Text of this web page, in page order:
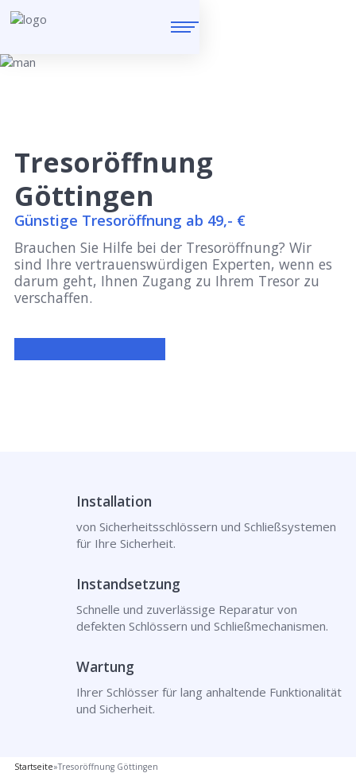
Tresoröffnung
Göttingen
Günstige Tresoröffnung ab 49,- €
Brauchen Sie Hilfe bei der Tresoröffnung? Wir
sind Ihre vertrauenswürdigen Experten, wenn es
darum geht, Ihnen Zugang zu Ihrem Tresor zu
verschaffen.
Installation
von Sicherheitsschlössern und Schließsystemen
für Ihre Sicherheit.
Instandsetzung
Schnelle und zuverlässige Reparatur von
defekten Schlössern und Schließmechanismen.
Wartung
Ihrer Schlösser für lang anhaltende Funktionalität
und Sicherheit.
Startseite»Tresoröffnung Göttingen